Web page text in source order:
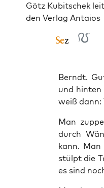
Götz Kubitschek
den Verlag Antaios
Berndt.
und hin­ten
weiß dann:
Man
durch
kann.
stülpt die
es sind